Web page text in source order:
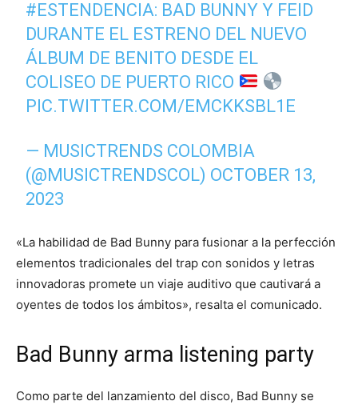
#ESTENDENCIA: BAD BUNNY Y FEID
DURANTE EL ESTRENO DEL NUEVO
ÁLBUM DE BENITO DESDE EL
COLISEO DE PUERTO RICO
PIC.TWITTER.COM/EMCKKSBL1E
— MUSICTRENDS COLOMBIA
(@MUSICTRENDSCOL) OCTOBER 13,
2023
«La habilidad de Bad Bunny para fusionar a la perfección
elementos tradicionales del trap con sonidos y letras
innovadoras promete un viaje auditivo que cautivará a
oyentes de todos los ámbitos», resalta el comunicado.
Bad Bunny arma listening party
Como parte del lanzamiento del disco, Bad Bunny se